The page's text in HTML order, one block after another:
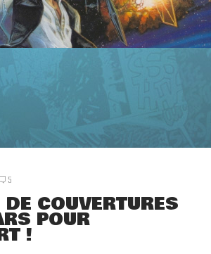
5
COUVERTURES
POUR
!